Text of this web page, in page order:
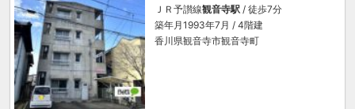
ＪＲ予讃線観音寺駅 / 徒歩7分
築年月1993年7月 / 4階建
香川県観音寺市観音寺町